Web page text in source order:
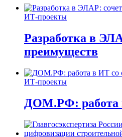
ИТ-проекты
Разработка в
преимуществ
ИТ-проекты
ДОМ.РФ: работа